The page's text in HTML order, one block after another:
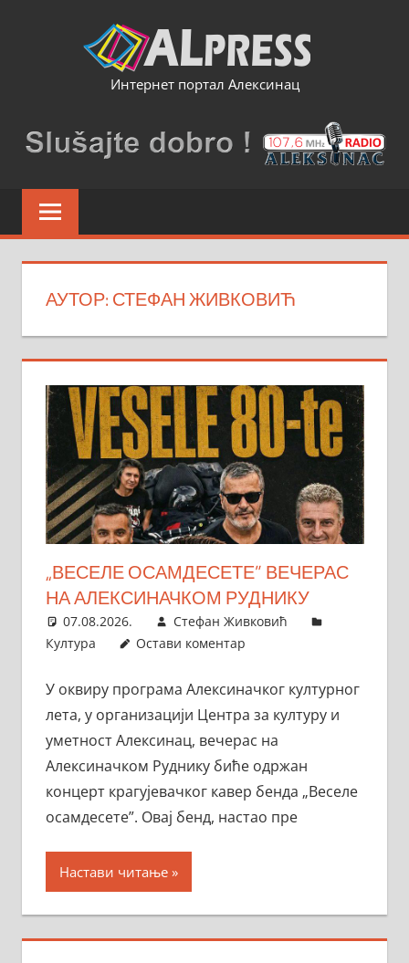
Интернет портал Алексинац
АУТОР:СТЕФАН ЖИВКОВИЋ
„ВЕСЕЛЕ ОСАМДЕСЕТЕ” ВЕЧЕРАС
НА АЛЕКСИНАЧКОМ РУДНИКУ
07.08.2026.
Стефан Живковић
Култура
Остави коментар
У оквиру програма Алексиначког културног
лета, у организацији Центра за културу и
уметност Алексинац, вечерас на
Алексиначком Руднику биће одржан
концерт крагујевачког кавер бенда „Веселе
осамдесете”. Овај бенд, настао пре
Настави читање